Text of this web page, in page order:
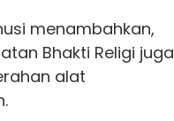
menambahkan,
Bhakti Religi juga
alat